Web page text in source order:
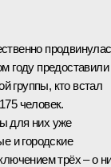
году предоставили
группы, кто встал
человек.
для них уже
и городские
трёх – о